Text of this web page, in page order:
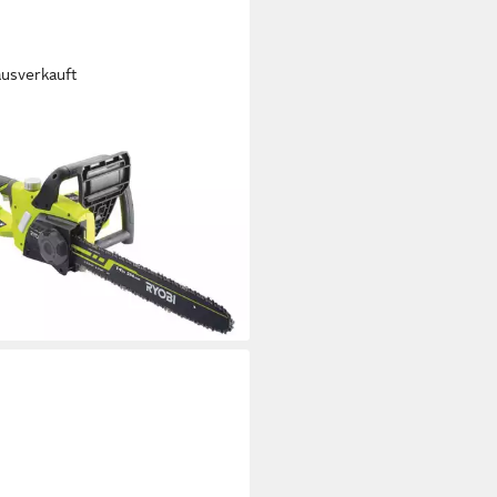
Elektrokettensäge mit 35
1900 W, 1-tlg.
€
- in 2-3 Werktagen bei dir